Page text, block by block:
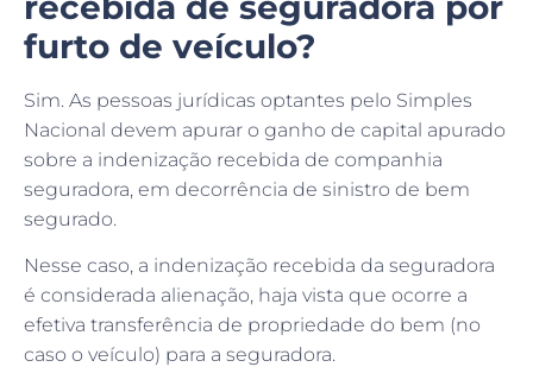
furto de veículo?
Sim. As pessoas jurídicas optantes pelo Simples
Nacional devem apurar o ganho de capital apurado
sobre a indenização recebida de companhia
seguradora, em decorrência de sinistro de bem
segurado.
Nesse caso, a indenização recebida da seguradora
é considerada alienação, haja vista que ocorre a
efetiva transferência de propriedade do bem (no
caso o veículo) para a seguradora.